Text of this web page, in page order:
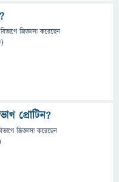
জিজ্ঞাসাকরেছেন
প্রোটিন?
জিজ্ঞাসাকরেছেন